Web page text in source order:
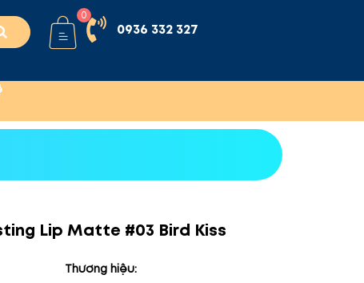
0
0936 332 327
Lip Matte #03 Bird Kiss
Thương hiệu: